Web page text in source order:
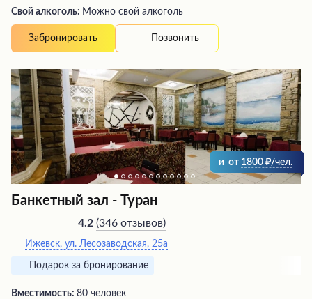
Свой алкоголь: Можно свой алкоголь
Забронировать Позвонить
и от 1800 /чел.
Банкетный зал - Туран
4.2 (346 отзывов)
Ижевск, ул. Лесозаводская, 25а
Подарок за бронирование
Вместимость: 80 человек